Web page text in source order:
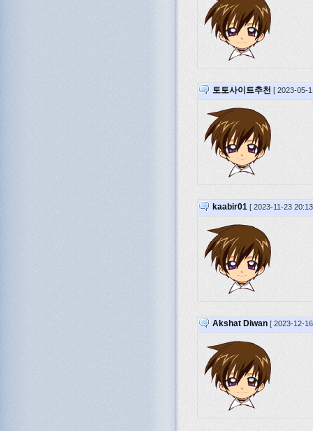
토토사이트추천 [ 2023-05-
kaabir01 [ 2023-11-23
Akshat Diwan [ 2023-12-